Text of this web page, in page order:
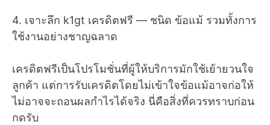
4. เจาะลึก k1gt เครดิตฟรี — ชนิด ข้อแม้ รวมทั้งการ
ใช้งานอย่างชาญฉลาด
เครดิตฟรีเป็นโปรโมชั่นที่ผู้ให้บริการมักใช้เย้ายวนใจ
ลูกค้า แต่การรับเครดิตโดยไม่เข้าใจข้อแม้อาจก่อให้
ไม่อาจจะถอนผลกำไรได้จริง นี่คือสิ่งที่ควรทราบก่อน
กดรับ